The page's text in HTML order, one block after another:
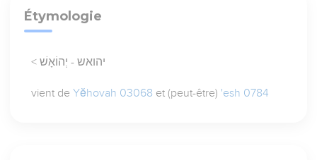
Étymologie
< יהואש - יְהוֹאָשׁ
vient deYĕhovah 03068 et (peut-être) 'esh 0784